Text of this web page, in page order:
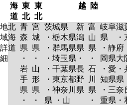
海
道
東
北
東
北
越 陸
地
域
詳
細
北
海
道
青
森
県
・
岩
手
県
・
宮
城
県
・
山
形
県
・
茨城県
・栃木県
・群馬県
・埼玉県
・千葉県
・東京都
・神奈川
県 ・山
新
潟
県
・
長
野
県
富
山
県
・
石
川
県
・
岐阜
県
・静
岡県
・愛
知県
・三
重県
滋
府
大
県
奈